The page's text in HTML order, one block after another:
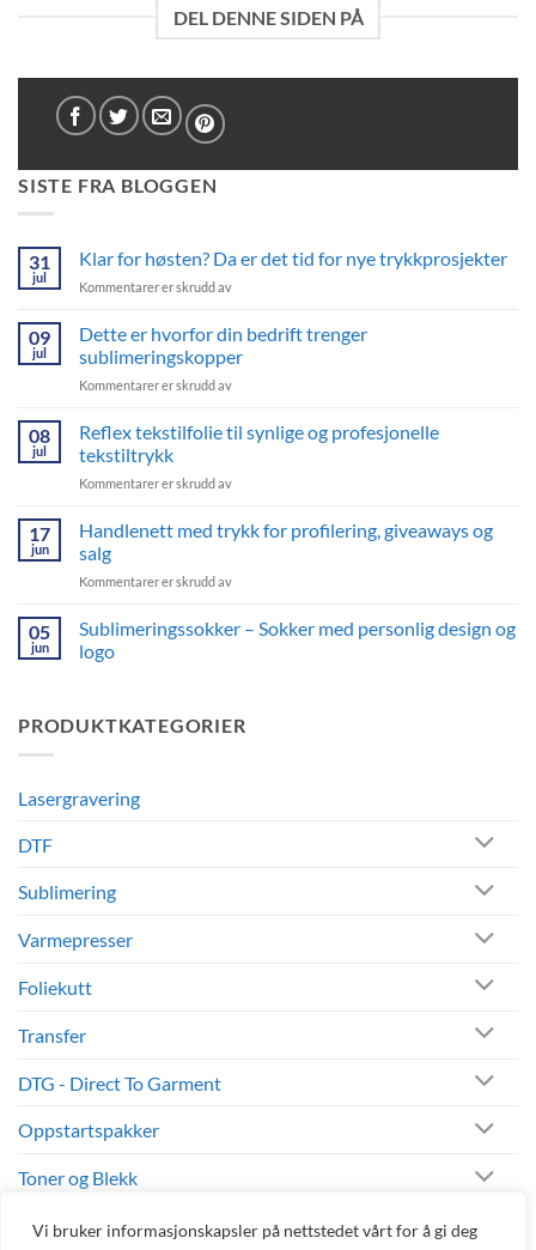
Vi bruker informasjonskapsler på nettstedet vårt for å gi deg
DEL DENNE SIDEN PÅ
SISTE FRA BLOGGEN
31
jul
Klar for høsten? Da er det tid for nye trykkprosjekter
Kommentarer er skrudd avfor
Da
er
tid
09
jul
Dette er hvorfor din bedrift trenger
sublimeringskopper
Kommentarer er skrudd avfor
er
hvorfor
bedrift
sublimeringskopper
08
jul
Reflex tekstilfolie til synlige og profesjonelle
tekstiltrykk
Kommentarer er skrudd avfor
tekstilfolie
til
og
tekstiltrykk
17
jun
Handlenett med trykk for profilering, giveaways og
salg
Kommentarer er skrudd avfor
og
05
jun
Sublimeringssokker – Sokker med personlig design og
logo
Sublimeringssokker
–
design
PRODUKTKATEGORIER
Lasergravering
DTF
Sublimering
Varmepresser
Foliekutt
Transfer
DTG - Direct To Garment
Oppstartspakker
Toner og Blekk
Andre Produkter